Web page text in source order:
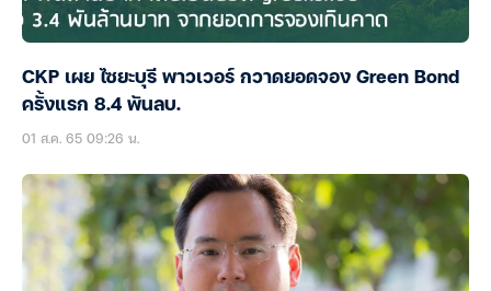
CKP เผย ไซยะบุรี พาวเวอร์ กวาดยอดจอง Green Bond
ครั้งแรก 8.4 พันลบ.
01 ส.ค. 65 09:26 น.